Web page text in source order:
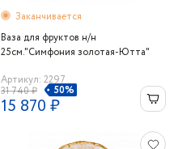
Заканчивается
Ваза для фруктов н/н
25см."Симфония золотая-Ютта"
Артикул: 2297
31 740 ₽
50%
15 870 ₽